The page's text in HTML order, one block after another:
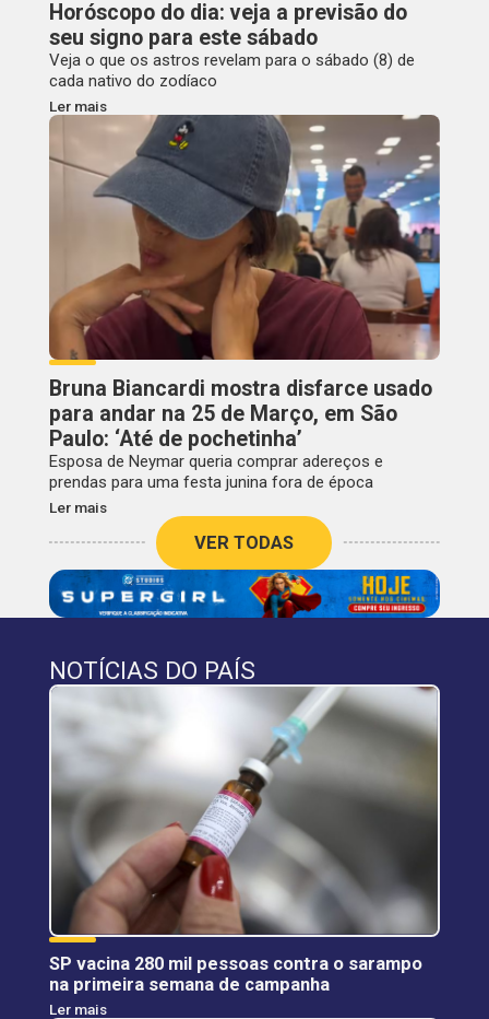
Horóscopo do dia: veja a previsão do
seu signo para este sábado
Veja o que os astros revelam para o sábado (8) de
cada nativo do zodíaco
Ler mais
Bruna Biancardi mostra disfarce usado
para andar na 25 de Março, em São
Paulo: ‘Até de pochetinha’
Esposa de Neymar queria comprar adereços e
prendas para uma festa junina fora de época
Ler mais
VER TODAS
NOTÍCIAS DO PAÍS
SP vacina 280 mil pessoas contra o sarampo
na primeira semana de campanha
Ler mais